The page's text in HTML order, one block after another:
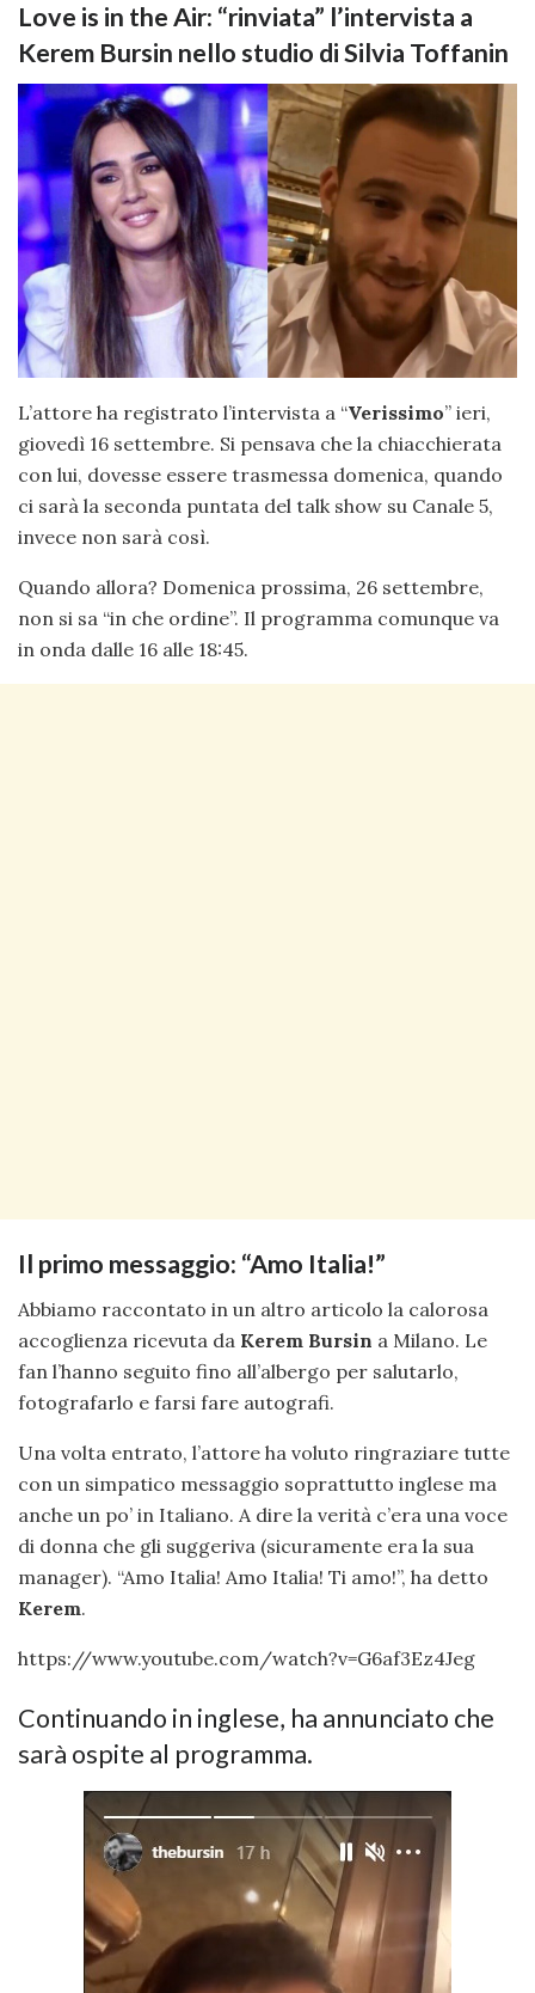
Love is in the Air: “rinviata” l’intervista a
Kerem Bursin nello studio di Silvia Toffanin
L’attore ha registrato l’intervista a “Verissimo” ieri,
giovedì 16 settembre. Si pensava che la chiacchierata
con lui, dovesse essere trasmessa domenica, quando
ci sarà la seconda puntata del talk show su Canale 5,
invece non sarà così.
Quando allora? Domenica prossima, 26 settembre,
non si sa “in che ordine”. Il programma comunque va
in onda dalle 16 alle 18:45.
Il primo messaggio: “Amo Italia!”
Abbiamo raccontato in un altro articolo la calorosa
accoglienza ricevuta da Kerem Bursin a Milano. Le
fan l’hanno seguito fino all’albergo per salutarlo,
fotografarlo e farsi fare autografi.
Una volta entrato, l’attore ha voluto ringraziare tutte
con un simpatico messaggio soprattutto inglese ma
anche un po’ in Italiano. A dire la verità c’era una voce
di donna che gli suggeriva (sicuramente era la sua
manager). “Amo Italia! Amo Italia! Ti amo!”, ha detto
Kerem.
https://www.youtube.com/watch?v=G6af3Ez4Jeg
Continuando in inglese, ha annunciato che
sarà ospite al programma.